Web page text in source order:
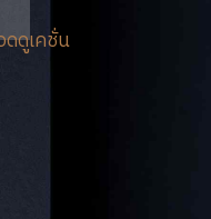
ดดูเคชั่น